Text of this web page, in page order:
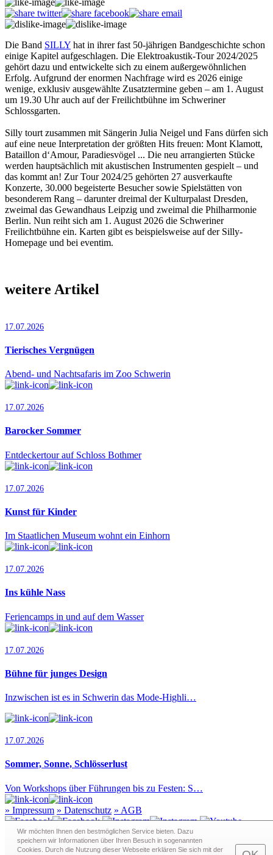
Die Band SILLY hat in ihrer fast 50-jährigen Bandgeschichte schon
einige Kapitel aufgeschlagen. Die Elektroakustik-Tour 2024/2025
gehört dazu und entwickelte sich zu einem außergewöhnlichen
Erfolg. Aufgrund der enormen Nachfrage wird es 2026 einige
wenige, exklusiv ausgewählte Zusatztermine geben – am 1. August
um 19.30 Uhr auch auf der Freilichtbühne im Schweriner
Schlossgarten.
Silly tourt zusammen mit Sängerin Julia Neigel und Fans dürfen sich
auf eine neue Interpretation der größten Hits freuen: Mont Klamott,
Bataillon d‘Amour, Paradiesvögel ... Die neu arrangierten Stücke
werden hauptsächlich mit akustischen Instrumenten gespielt – und
das kommt an! Zur Tour 2024/25 gehörten 27 ausverkaufte
Konzerte, 30.000 begeisterte Besucher sowie Spielstätten von
besonderem Rang – darunter dreimal der Kulturpalast Dresden,
zweimal das Gewandhaus Leipzig und zweimal die Philharmonie
Berlin. Nun reiht sich am 1. August 2026 die Schweriner
Freilichtbühne ein. Karten gibt es beispielsweise auf der Silly-
Homepage und bei eventim.
weitere Artikel
17.07.2026
Tierisches Vergnügen
Abend- und Nachtsafaris im Zoo Schwerin
17.07.2026
Barocker Sommer
Entdeckertour auf Schloss Bothmer
17.07.2026
Kunst für Kinder
Im Staatlichen Museum wohnt ein Einhorn
17.07.2026
Ins kühle Nass
Feriencamps in und auf dem Wasser
17.07.2026
Bühne für junges Design
Inzwischen ist es in Schwerin das Mode-Highli…
17.07.2026
Sommer, Sonne, Schlösserlust
Von Workshops über Führungen bis zu Festen: S…
» Impressum » Datenschutz » AGB
Redaktion · Graf-Schack-Alle 8 · 19053 Schwerin
Wir möchten Ihnen den bestmöglichen Service bieten. Dazu
speichern wir Informationen über Ihren Besuch in sogenann­ten
Cookies. Durch die Nutzung dieser Webseite erklären Sie sich mit der